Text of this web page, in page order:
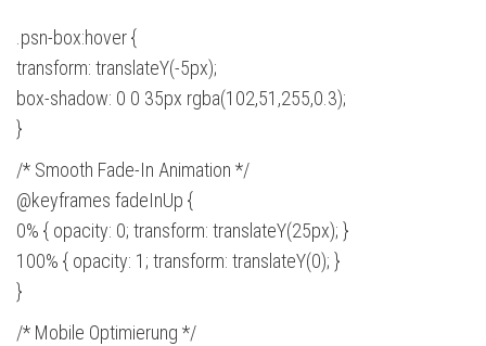
.psn-box:hover {
transform: translateY(-5px);
box-shadow: 0 0 35px rgba(102,51,255,0.3);
}
/* Smooth Fade-In Animation */
@keyframes fadeInUp {
0% { opacity: 0; transform: translateY(25px); }
100% { opacity: 1; transform: translateY(0); }
}
/* Mobile Optimierung */